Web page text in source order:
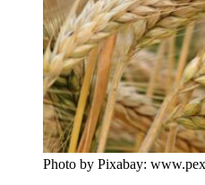
Photo by Pixabay: